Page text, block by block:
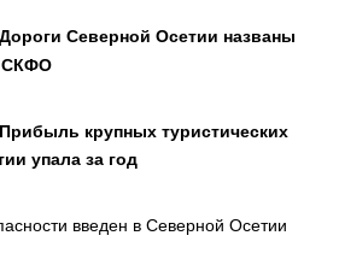
Дороги Северной Осетии названы
СКФО
Прибыль крупных туристических
упала за год
введен в Северной Осетии